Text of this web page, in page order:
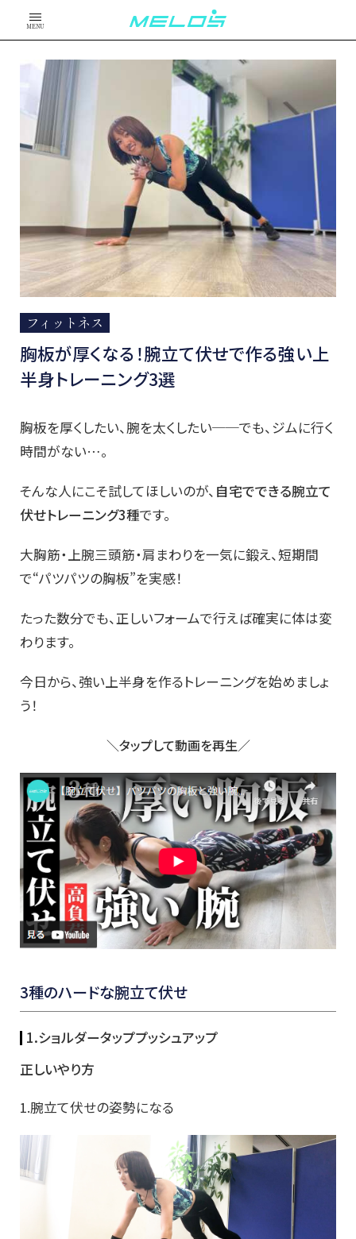
MENU
フィットネス
胸板が厚くなる！腕立て伏せで作る強い上
半身トレーニング3選
胸板を厚くしたい、腕を太くしたい──でも、ジムに行く
時間がない…。
そんな人にこそ試してほしいのが、 自宅でできる腕立て
伏せトレーニング3種です。
大胸筋・上腕三頭筋・肩まわりを一気に鍛え、短期間
で“パツパツの胸板”を実感！
たった数分でも、正しいフォームで行えば確実に体は変
わります。
今日から、強い上半身を作るトレーニングを始めましょ
う！
＼タップして動画を再生／
3種のハードな腕立て伏せ
1.ショルダータッププッシュアップ
正しいやり方
1.腕立て伏せの姿勢になる